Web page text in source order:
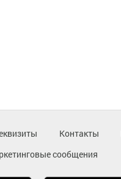
Контакты
сообщения